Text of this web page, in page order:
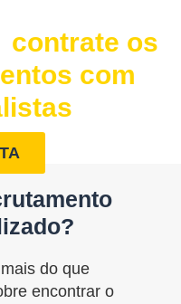
contrate os
com
do que
encontrar o